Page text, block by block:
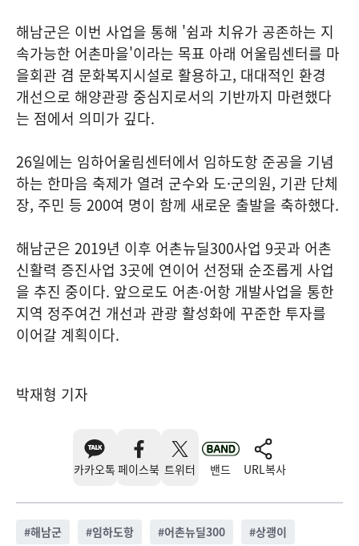
해남군은 이번 사업을 통해 '쉼과 치유가 공존하는 지
속가능한 어촌마을'이라는 목표 아래 어울림센터를 마
을회관 겸 문화복지시설로 활용하고, 대대적인 환경
개선으로 해양관광 중심지로서의 기반까지 마련했다
는 점에서 의미가 깊다.
26일에는 임하어울림센터에서 임하도항 준공을 기념
하는 한마음 축제가 열려 군수와 도·군의원, 기관 단체
장, 주민 등 200여 명이 함께 새로운 출발을 축하했다.
해남군은 2019년 이후 어촌뉴딜300사업 9곳과 어촌
신활력 증진사업 3곳에 연이어 선정돼 순조롭게 사업
을 추진 중이다. 앞으로도 어촌·어항 개발사업을 통한
지역 정주여건 개선과 관광 활성화에 꾸준한 투자를
이어갈 계획이다.
박재형 기자
카카오톡 페이스북 트위터 밴드 URL복사
#해남군 #임하도항 #어촌뉴딜300 #상괭이